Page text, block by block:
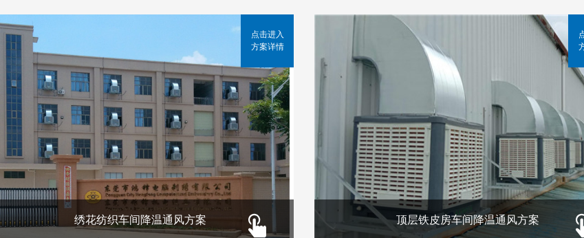
绣花纺织车间降温通风方案
点击进入
方案详情
顶层铁皮房车间降温通风方案